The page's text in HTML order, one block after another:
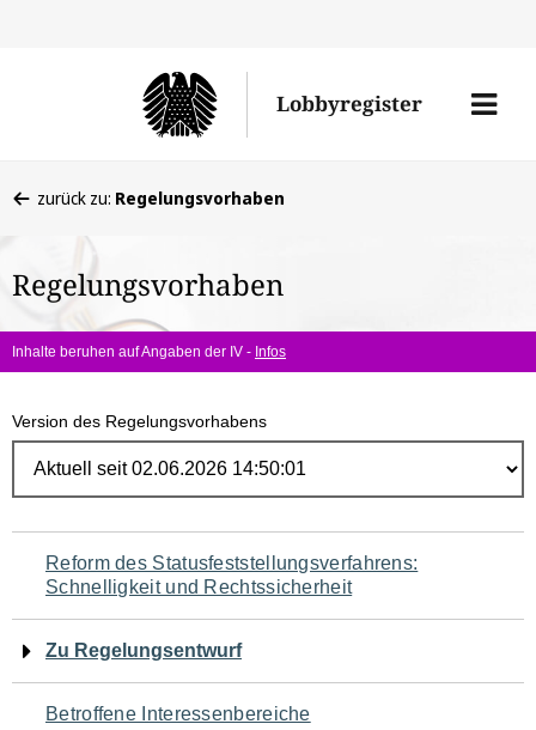
Lobbyregister
Menü
befinden
hier:
zurück zu: Regelungsvorhaben
Regelungsvorhaben
Inhalte beruhen auf Angaben der IV - Infos
Version des Regelungsvorhabens
Navigation
für
den
Seiteninhalt
Reform des Statusfeststellungsverfahrens:
Schnelligkeit und Rechtssicherheit
Zu Regelungsentwurf
Betroffene Interessenbereiche